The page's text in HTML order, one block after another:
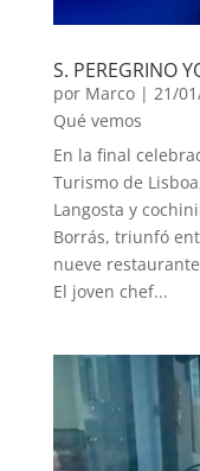
S. PEREGRINO
por Marco| 21/
Qué vemos
En la final
Turismo de
Langosta y
Borrás, triunfó
nueve
El joven chef...